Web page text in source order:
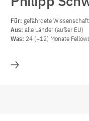
Für: gefährdete
Aus: alle Länder (außer EU)
Was: 24 (+12) Monate